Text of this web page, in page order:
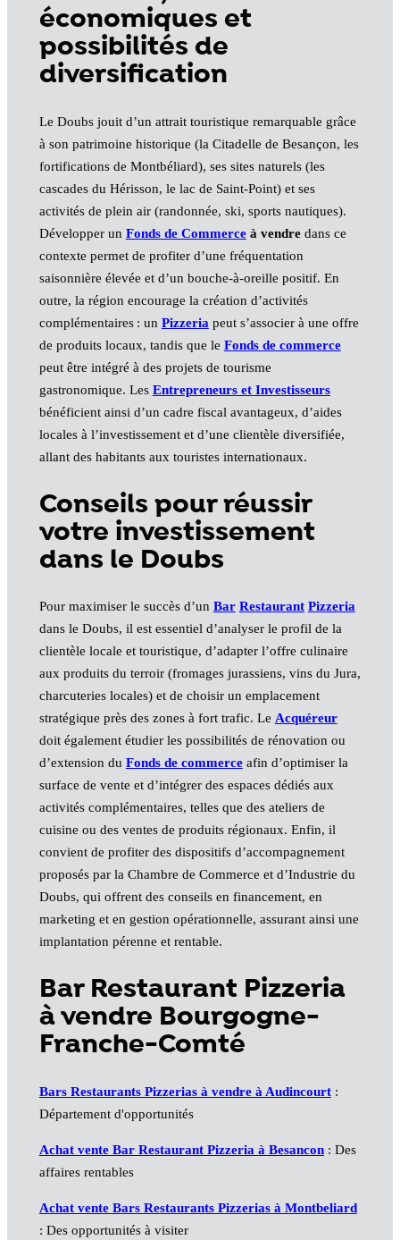
économiques et
possibilités de
diversification
Le Doubs jouit d’un attrait touristique remarquable grâce
à son patrimoine historique (la Citadelle de Besançon, les
fortifications de Montbéliard), ses sites naturels (les
cascades du Hérisson, le lac de Saint-Point) et ses
activités de plein air (randonnée, ski, sports nautiques).
Développer un Fonds de Commerceà vendredans ce
contexte permet de profiter d’une fréquentation
saisonnière élevée et d’un bouche‑à‑oreille positif. En
outre, la région encourage la création d’activités
complémentaires : un Pizzeria peut s’associer à une offre
de produits locaux, tandis que le Fonds de commerce
peut être intégré à des projets de tourisme
gastronomique. Les Entrepreneurs et Investisseurs
bénéficient ainsi d’un cadre fiscal avantageux, d’aides
locales à l’investissement et d’une clientèle diversifiée,
allant des habitants aux touristes internationaux.
Conseils pour réussir
votre investissement
dans le Doubs
Pour maximiser le succès d’un Bar Restaurant Pizzeria
dans le Doubs, il est essentiel d’analyser le profil de la
clientèle locale et touristique, d’adapter l’offre culinaire
aux produits du terroir (fromages jurassiens, vins du Jura,
charcuteries locales) et de choisir un emplacement
stratégique près des zones à fort trafic. Le Acquéreur
doit également étudier les possibilités de rénovation ou
d’extension du Fonds de commerceafin d’optimiser la
surface de vente et d’intégrer des espaces dédiés aux
activités complémentaires, telles que des ateliers de
cuisine ou des ventes de produits régionaux. Enfin, il
convient de profiter des dispositifs d’accompagnement
proposés par la Chambre de Commerce et d’Industrie du
Doubs, qui offrent des conseils en financement, en
marketing et en gestion opérationnelle, assurant ainsi une
implantation pérenne et rentable.
Bar Restaurant Pizzeria
à vendre Bourgogne-
Franche-Comté
Bars Restaurants Pizzerias à vendre à Audincourt:
Département d'opportunités
Achat vente Bar Restaurant Pizzeria à Besancon: Des
affaires rentables
Achat vente Bars Restaurants Pizzerias à Montbeliard
: Des opportunités à visiter